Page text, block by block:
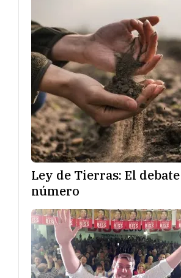
Ley de Tierras: El
número